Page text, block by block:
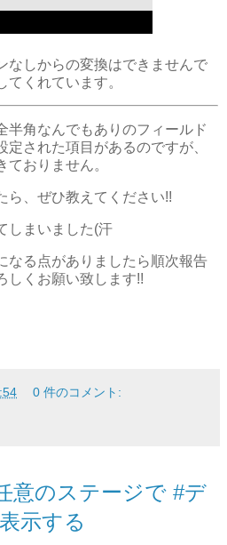
なしからの変換はできませんで
てくれています。
半角なんでもありのフィールド
された項目があるのですが、
ておりません。
ら、ぜひ教えてください!!
しまいました(汗
なる点がありましたら順次報告
しくお願い致します!!
0 件のコメント:
意のステージで #デ
示する